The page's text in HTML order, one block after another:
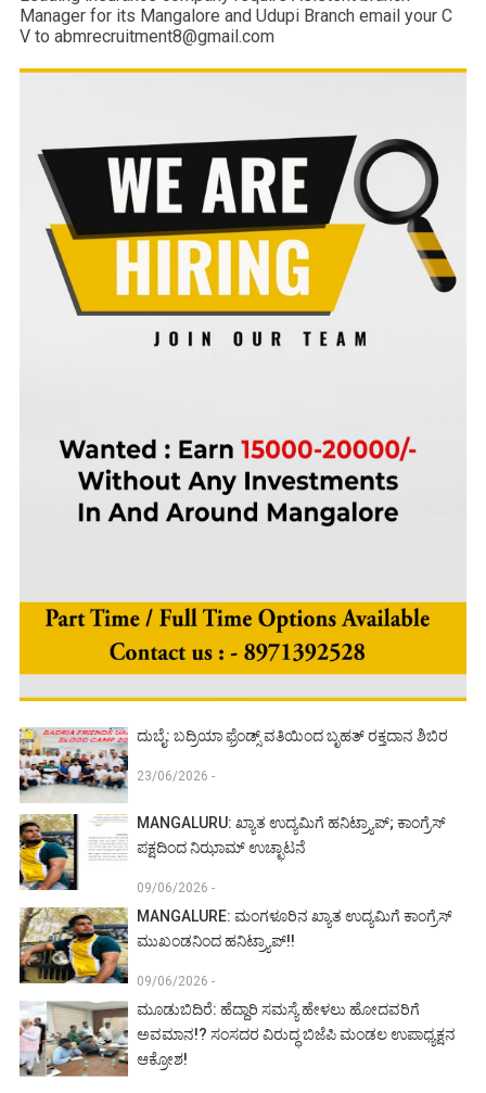
Manager for its Mangalore and Udupi Branch email your C
V to abmrecruitment8@gmail.com
ದುಬೈ: ಬದ್ರಿಯಾ ಫ್ರೆಂಡ್ಸ್ ವತಿಯಿಂದ ಬೃಹತ್ ರಕ್ತದಾನ ಶಿಬಿರ
23/06/2026 -
MANGALURU: ಖ್ಯಾತ ಉದ್ಯಮಿಗೆ ಹನಿಟ್ರ್ಯಾಪ್; ಕಾಂಗ್ರೆಸ್
ಪಕ್ಷದಿಂದ ನಿಝಾಮ್ ಉಚ್ಛಾಟನೆ
09/06/2026 -
MANGALURE: ಮಂಗಳೂರಿನ ಖ್ಯಾತ ಉದ್ಯಮಿಗೆ ಕಾಂಗ್ರೆಸ್
ಮುಖಂಡನಿಂದ ಹನಿಟ್ರ್ಯಾಪ್!!
09/06/2026 -
ಮೂಡುಬಿದಿರೆ: ಹೆದ್ದಾರಿ ಸಮಸ್ಯೆ ಹೇಳಲು ಹೋದವರಿಗೆ
ಅವಮಾನ!? ಸಂಸದರ ವಿರುದ್ಧ ಬಿಜೆಪಿ ಮಂಡಲ ಉಪಾಧ್ಯಕ್ಷನ
ಆಕ್ರೋಶ!